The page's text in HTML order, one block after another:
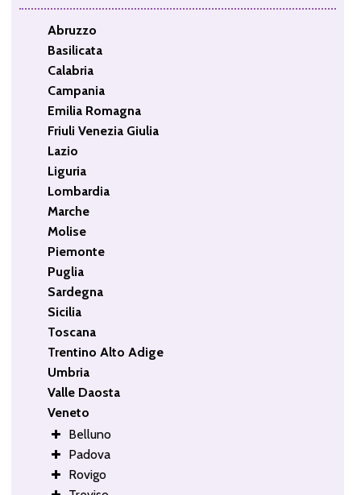
Abruzzo
Basilicata
Calabria
Campania
Emilia Romagna
Friuli Venezia Giulia
Lazio
Liguria
Lombardia
Marche
Molise
Piemonte
Puglia
Sardegna
Sicilia
Toscana
Trentino Alto Adige
Umbria
Valle Daosta
Veneto
Belluno
Padova
Rovigo